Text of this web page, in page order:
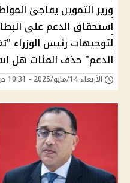
وزير التموين يفاجئ
استحقاق الدعم على
لتوجيهات رئيس الوزراء
الدعم" حذف المئات هل
الأربعاء 14/مايو/2025 - 10:31 ص